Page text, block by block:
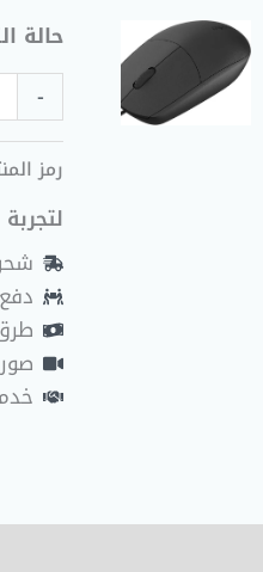
حالة
-
رمز
شحن